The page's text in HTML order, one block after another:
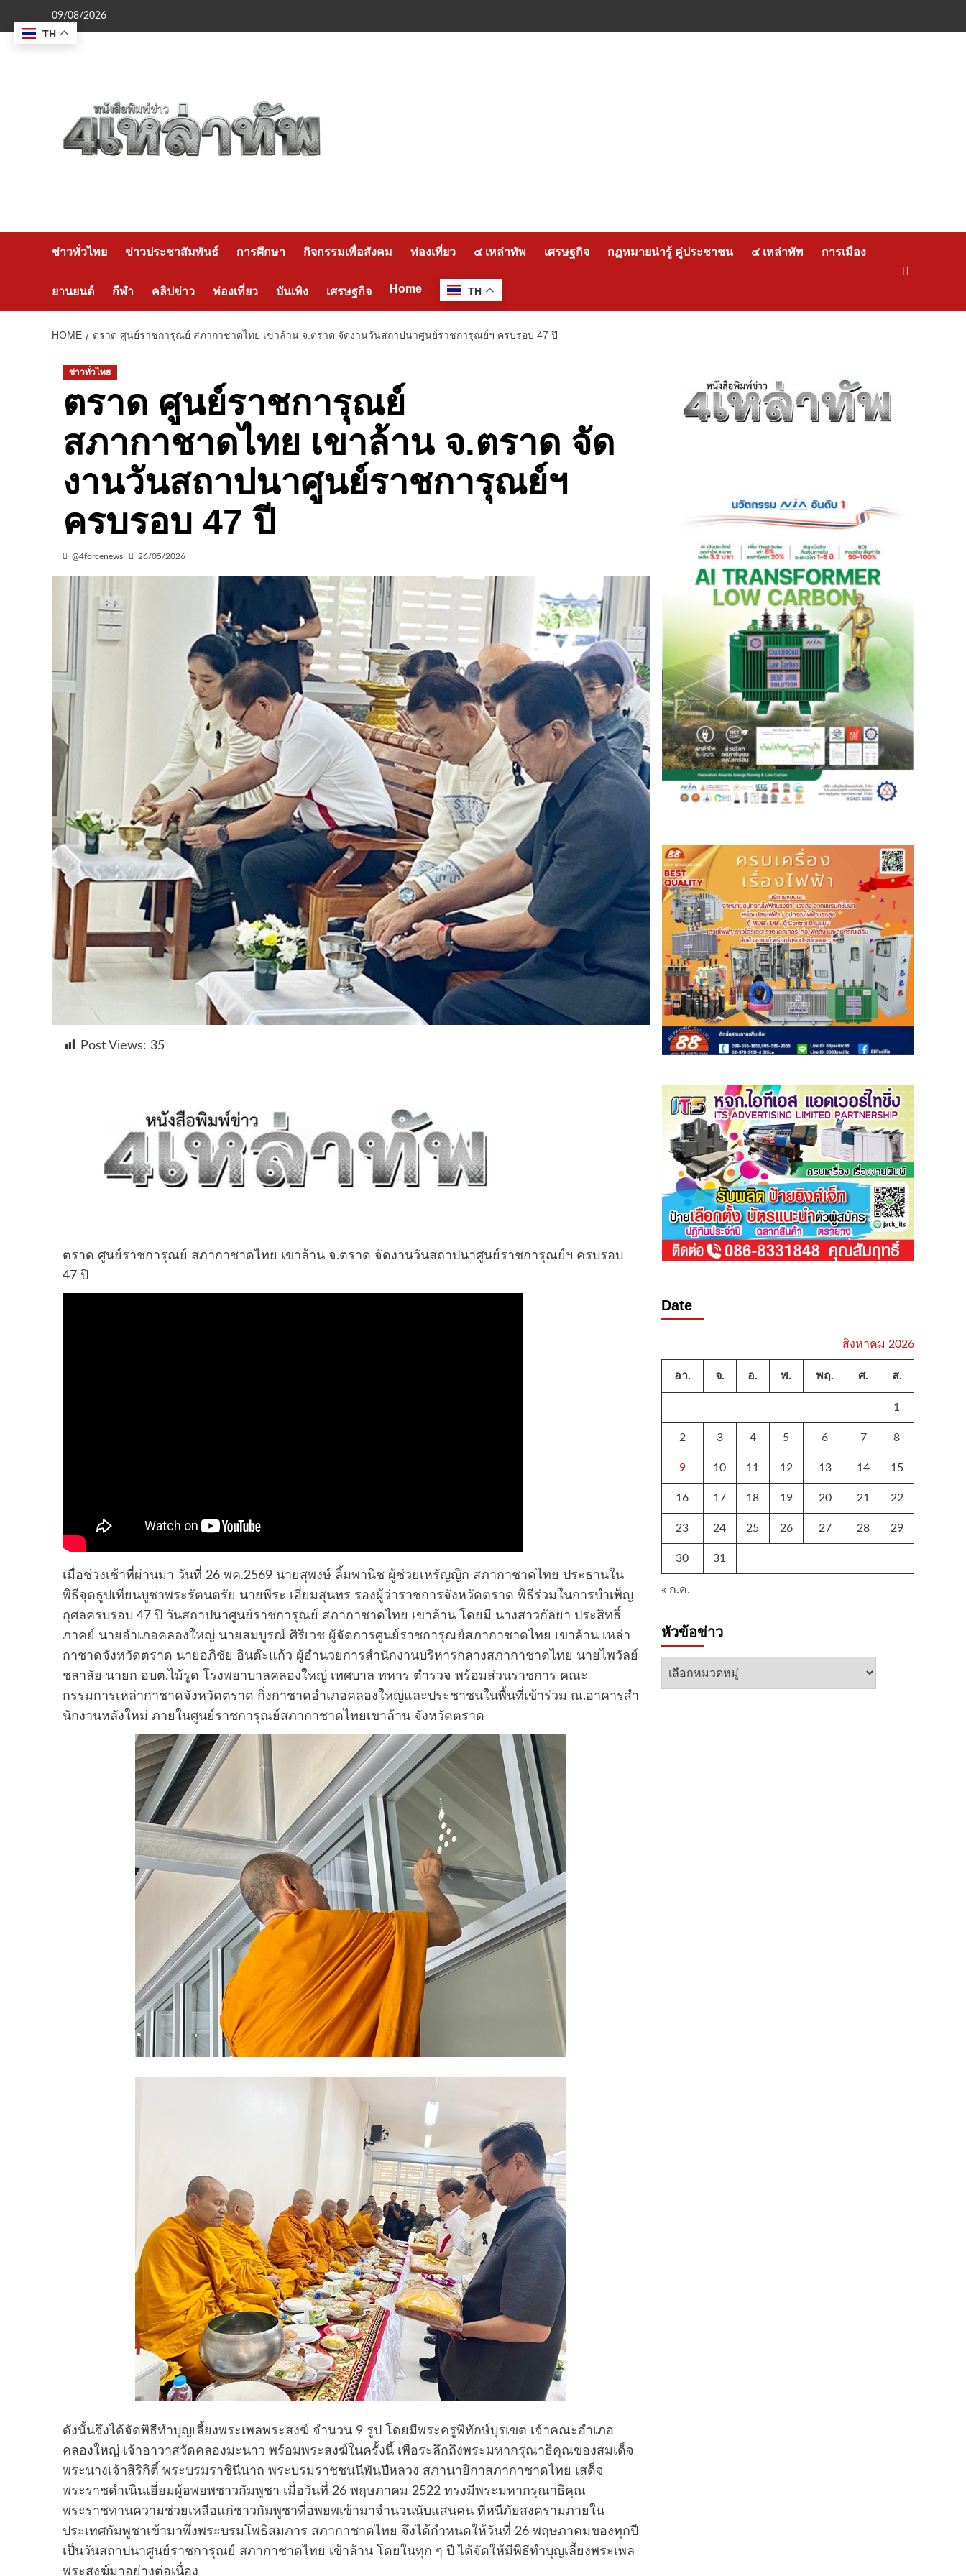
content
09/08/2026
ข่าวทั่วไทย ข่าวประชาสัมพันธ์ การศึกษา กิจกรรมเพื่อสังคม ท่องเที่ยว ๔ เหล่าทัพ เศรษฐกิจ กฏหมายน่ารู้ คู่ประชาชน ๔ เหล่าทัพ การเมือง
ยานยนต์ กีฬา คลิปข่าว ท่องเที่ยว บันเทิง เศรษฐกิจ Home TH
HOME ตราด ศูนย์ราชการุณย์ สภากาชาดไทย เขาล้าน จ.ตราด จัดงานวันสถาปนาศูนย์ราชการุณย์ฯ ครบรอบ 47 ปี
ข่าวทั่วไทย
ตราด ศูนย์ราชการุณย์
สภากาชาดไทย เขาล้าน จ.ตราด จัด
งานวันสถาปนาศูนย์ราชการุณย์ฯ
ครบรอบ 47 ปี
@4forcenews 26/05/2026
Post Views: 35
ตราด ศูนย์ราชการุณย์ สภากาชาดไทย เขาล้าน จ.ตราด จัดงานวันสถาปนาศูนย์ราชการุณย์ฯ ครบรอบ
47 ปี
เมื่อช่วงเช้าที่ผ่านมา วันที่ 26 พค.2569 นายสุพงษ์ ลิ้มพานิช ผู้ช่วยเหรัญญิก สภากาชาดไทย ประธานใน
พิธีจุดธูปเทียนบูชาพระรัตนตรัย นายพีระ เอี่ยมสุนทร รองผู้ว่าราชการจังหวัดตราด พิธีร่วมในการบำเพ็ญ
กุศลครบรอบ 47 ปี วันสถาปนาศูนย์ราชการุณย์ สภากาชาดไทย เขาล้าน โดยมี นางสาวกัลยา ประสิทธิ์
ภาคย์ นายอําเภอคลองใหญ่ นายสมบูรณ์ ศิริเวช ผู้จัดการศูนย์ราชการุณย์สภากาชาดไทย เขาล้าน เหล่า
กาชาดจังหวัดตราด นายอภิชัย อินต๊ะแก้ว ผู้อํานวยการสํานักงานบริหารกลางสภากาชาดไทย นายไพวัลย์
ชลาลัย นายก อบต.ไม้รูด โรงพยาบาลคลองใหญ่ เทศบาล ทหาร ตํารวจ พร้อมส่วนราชการ คณะ
กรรมการเหล่ากาชาดจังหวัดตราด กิ่งกาชาดอําเภอคลองใหญ่และประชาชนในพื้นที่เข้าร่วม ณ.อาคารสํา
นักงานหลังใหม่ ภายในศูนย์ราชการุณย์สภากาชาดไทยเขาล้าน จังหวัดตราด
ดังนั้นจึงได้จัดพิธีทำบุญเลี้ยงพระเพลพระสงฆ์ จำนวน 9 รูป โดยมีพระครูพิทักษ์บุรเขต เจ้าคณะอําเภอ
คลองใหญ่ เจ้าอาวาสวัดคลองมะนาว พร้อมพระสงฆ์ในครั้งนี้ เพื่อระลึกถึงพระมหากรุณาธิคุณของสมเด็จ
พระนางเจ้าสิริกิติ์ พระบรมราชินีนาถ พระบรมราชชนนีพันปีหลวง สภานายิกาสภากาชาดไทย เสด็จ
พระราชดำเนินเยี่ยมผู้อพยพชาวกัมพูชา เมื่อวันที่ 26 พฤษภาคม 2522 ทรงมีพระมหากรุณาธิคุณ
พระราชทานความช่วยเหลือแก่ชาวกัมพูชาที่อพยพเข้ามาจำนวนนับแสนคน ที่หนีภัยสงครามภายใน
ประเทศกัมพูชาเข้ามาพึ่งพระบรมโพธิสมภาร สภากาชาดไทย จึงได้กำหนดให้วันที่ 26 พฤษภาคมของทุกปี
เป็นวันสถาปนาศูนย์ราชการุณย์ สภากาชาดไทย เข้าล้าน โดยในทุก ๆ ปี ได้จัดให้มีพิธีทำบุญเลี้ยงพระเพล
พระสงฆ์มาอย่างต่อเนื่อง
Date
สิงหาคม 2026
อา. จ. อ. พ. พฤ. ศ. ส.
1
2 3 4 5 6 7 8
9 10 11 12 13 14 15
16 17 18 19 20 21 22
23 24 25 26 27 28 29
30 31
« ก.ค.
หัวข้อข่าว
หัวข้อ
TH